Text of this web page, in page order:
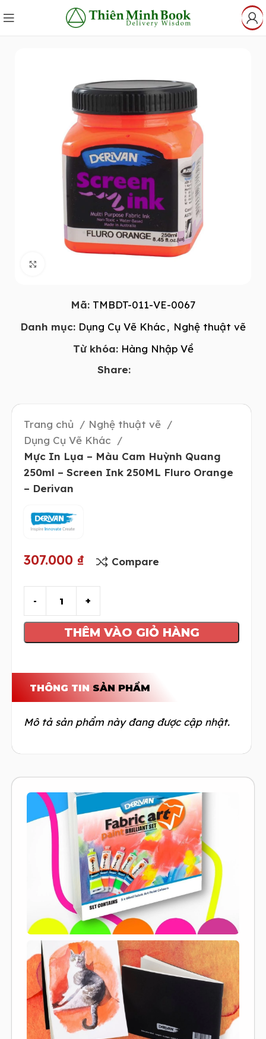
Mã: TMBDT-011-VE-0067
Danh mục: Dụng Cụ Vẽ Khác, Nghệ thuật vẽ
Từ khóa: Hàng Nhập Về
Share:
Trang chủ
Nghệ thuật vẽ
Dụng Cụ Vẽ Khác
Mực In Lụa – Màu Cam Huỳnh Quang
250ml – Screen Ink 250ML Fluro Orange
– Derivan
307.000 ₫ Compare
THÊM VÀO GIỎ HÀNG
THÔNG TIN SẢN PHẨM
Mô tả sản phẩm này đang được cập nhật.